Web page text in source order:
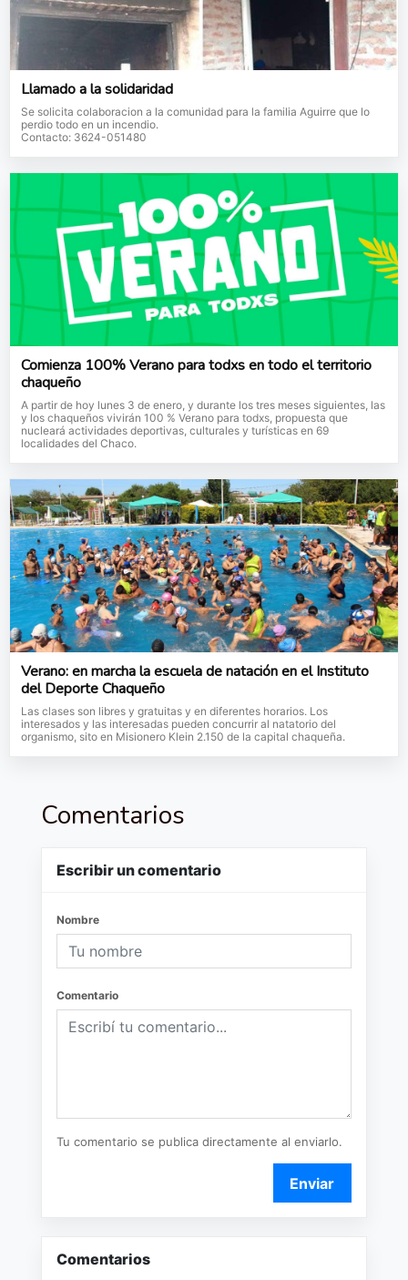
Llamado a la solidaridad
Se solicita colaboracion a la comunidad para la familia Aguirre que lo
perdio todo en un incendio.
Contacto: 3624-051480
Comienza 100% Verano para todxs en todo el territorio
chaqueño
A partir de hoy lunes 3 de enero, y durante los tres meses siguientes, las
y los chaqueños vivirán 100 % Verano para todxs, propuesta que
nucleará actividades deportivas, culturales y turísticas en 69
localidades del Chaco.
Verano: en marcha la escuela de natación en el Instituto
del Deporte Chaqueño
Las clases son libres y gratuitas y en diferentes horarios. Los
interesados y las interesadas pueden concurrir al natatorio del
organismo, sito en Misionero Klein 2.150 de la capital chaqueña.
Comentarios
Escribir un comentario
Nombre
Comentario
Tu comentario se publica directamente al enviarlo.
Enviar
Comentarios